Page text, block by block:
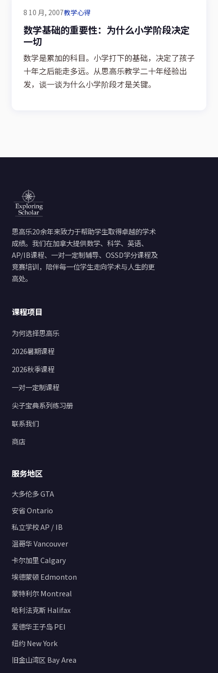
8 10 月, 2007教学心得
数学基础的重要性：为什么小学阶段决定
一切
数学是累加的科目。小学打下的基础，决定了孩子
十年之后能走多远。从思高乐教学二十年经验出
发，谈一谈为什么小学阶段才是关键。
思高乐20余年来致力于帮助学生取得卓越的学术
成绩。我们在加拿大提供数学、科学、英语、
AP/IB课程、一对一定制辅导、OSSD学分课程及
竞赛培训，陪伴每一位学生走向学术与人生的更
高处。
课程项目
为何选择思高乐
2026暑期课程
2026秋季课程
一对一定制课程
尖子宝典系列练习册
联系我们
商店
服务地区
大多伦多 GTA
安省 Ontario
私立学校 AP / IB
温哥华 Vancouver
卡尔加里 Calgary
埃德蒙顿 Edmonton
蒙特利尔 Montreal
哈利法克斯 Halifax
爱德华王子岛 PEI
纽约 New York
旧金山湾区 Bay Area